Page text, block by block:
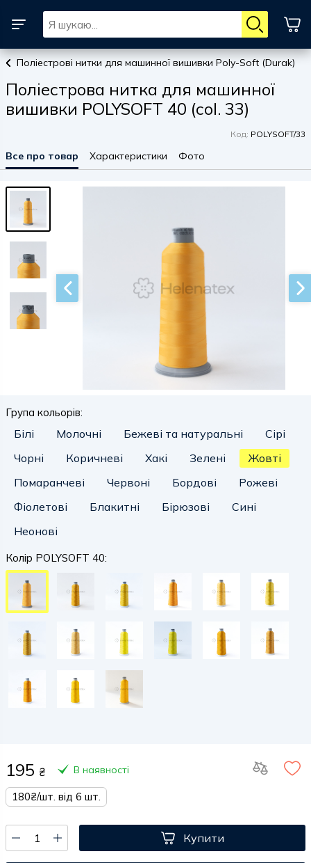
Поліестрові нитки для машинної вишивки Poly-Soft (Durak)
Поліестрова нитка для машинної
вишивки POLYSOFT 40 (col. 33)
Код: POLYSOFT/33
Все про товар Характеристики Фото
Група кольорів:
Білі Молочні Бежеві та натуральні
Сірі
Чорні
Коричневі Хакі Зелені
Жовті
Помаранчеві
Червоні Бордові
Рожеві
Фіолетові
Блакитні Бірюзові
Сині
Неонові
Колір POLYSOFT 40:
195 ₴ В наявності
180₴/шт. від 6 шт.
Купити